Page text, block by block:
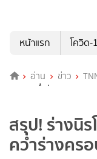
หน้าแรก
โควิด-
อ่าน ข่าว
สภาฯ คว่ำร่างครอบคลุม
สรุป! ร่างนิ
คว่ำร่างคร